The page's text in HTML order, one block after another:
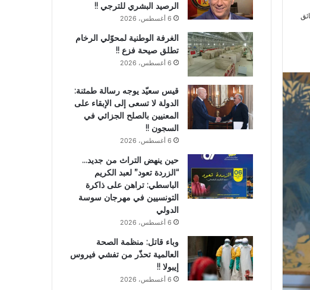
الرصيد البشري للترجي !!
6 أغسطس، 2026
الغرفة الوطنية لمحوّلي الرخام
تطلق صيحة فزع !!
6 أغسطس، 2026
قيس سعيّد يوجه رسالة طمئنة:
الدولة لا تسعى إلى الإبقاء على
المعنيين بالصلح الجزائي في
السجون !!
6 أغسطس، 2026
حين ينهض التراث من جديد…
“الزردة تعود” لعبد الكريم
الباسطي: تراهن على ذاكرة
التونسيين في مهرجان سوسة
الدولي
6 أغسطس، 2026
وباء قاتل: منظمة الصحة
العالمية تحذّر من تفشي فيروس
إيبولا !!
6 أغسطس، 2026